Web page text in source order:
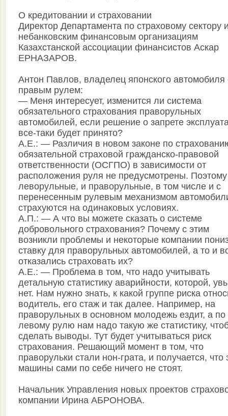
О кредитовании и страховании
Директор Департамента по страховому сектору
небанковским финансовым организациям
Казахстанской ассоциации финансистов Аскар
ЕРНАЗАРОВ.
Антон Павлов, владелец японского автомобиля
правым рулем:
— Меня интересует, изменится ли система
обязательного страхования праворульных
автомобилей, если решение о запрете
все-таки будет принято?
А.Е.: — Различия в новом законе по
обязательной страховой гражданско-правовой
ответственности (ОСГПО) в зависимости от
расположения руля не предусмотрены.
леворульные, и праворульные, в том числе и с
перенесенным рулевым механизмом
страхуются на одинаковых условиях.
А.П.: — А что вы можете сказать о системе
добровольного страхования? Почему с этим
возникли проблемы и некоторые компании
ставку для праворульных автомобилей, а то и
отказались страховать их?
А.Е.: — Проблема в том, что надо учитывать
детальную статистику аварийности, которой,
нет. Нам нужно знать, к какой группе риска
водитель, его стаж и так далее. Например, на
праворульных в основном молодежь ездит, а по
левому рулю нам надо такую же статистику,
сделать выводы. Тут будет учитываться риск
страхования. Решающий момент в том, что
праворульки стали нон-грата, и получается, что
машины сами по себе ничего не стоят.
Начальник Управления новых проектов
компании Ирина АБРОНОВА.